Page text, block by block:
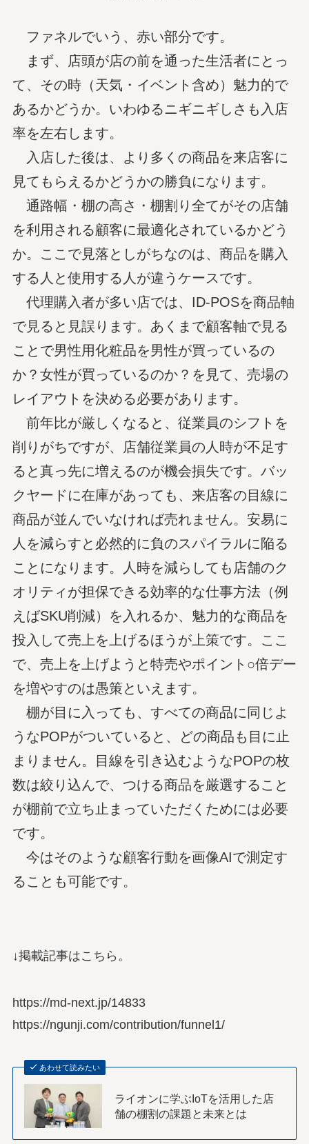
ファネルでいう、赤い部分です。
まず、店頭が店の前を通った生活者にとっ
て、その時（天気・イベント含め）魅力的で
あるかどうか。いわゆるニギニギしさも入店
率を左右します。
入店した後は、より多くの商品を来店客に
見てもらえるかどうかの勝負になります。
通路幅・棚の高さ・棚割り全てがその店舗
を利用される顧客に最適化されているかどう
か。ここで見落としがちなのは、商品を購入
する人と使用する人が違うケースです。
代理購入者が多い店では、ID-POSを商品軸
で見ると見誤ります。あくまで顧客軸で見る
ことで男性用化粧品を男性が買っているの
か？女性が買っているのか？を見て、売場の
レイアウトを決める必要があります。
前年比が厳しくなると、従業員のシフトを
削りがちですが、店舗従業員の人時が不足す
ると真っ先に増えるのが機会損失です。バッ
クヤードに在庫があっても、来店客の目線に
商品が並んでいなければ売れません。安易に
人を減らすと必然的に負のスパイラルに陥る
ことになります。人時を減らしても店舗のク
オリティが担保できる効率的な仕事方法（例
えばSKU削減）を入れるか、魅力的な商品を
投入して売上を上げるほうが上策です。ここ
で、売上を上げようと特売やポイント○倍デー
を増やすのは愚策といえます。
棚が目に入っても、すべての商品に同じよ
うなPOPがついていると、どの商品も目に止
まりません。目線を引き込むようなPOPの枚
数は絞り込んで、つける商品を厳選すること
が棚前で立ち止まっていただくためには必要
です。
今はそのような顧客行動を画像AIで測定す
ることも可能です。
↓掲載記事はこちら。
https://md-next.jp/14833
https://ngunji.com/contribution/funnel1/
あわせて読みたい
ライオンに学ぶIoTを活用した店
舗の棚割の課題と未来とは